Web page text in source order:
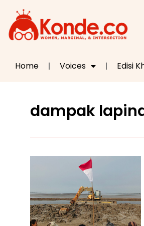
Home Voices Edisi
dampak